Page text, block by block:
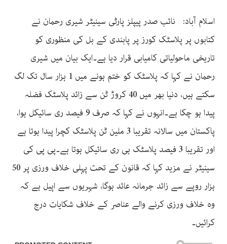
اسلام آباد: نائب صدر پیپلز پارٹی سینیٹر شیری رحمان نے
کتابوں پر پلاسٹک کورز پر پابندی کے بل کی منظوری کو
تاریخی ماحولیاتی کامیابی قرار دیا ہے۔ایک بیان میں شیری
رحمان نے کہا کہ پلاسٹک کو ختم ہونے میں 1 ہزار سال تک لگ
سکتے ہیں، دنیا بھر میں 40 کروڑ ٹن سے زائد پلاسٹک فضلہ
پیدا ہو چکا ہے۔انہوں نے کہا کہ صرف 9 فیصد ری سائیکل ہوا،
پاکستان میں سالانہ تقریبا 3 ملین ٹن پلاسٹک کچرا پیدا ہوتا ہے
اور تقریبا 3 فیصد پلاسٹک ہی ری سائیکل ہوتا ہے۔پی پی کی
سینیٹر نے مزید کہا کہ قانون کے تحت پہلی خلاف ورزی پر 50
ہزار روپے سے زائد جرمانہ عائد ہوگا، شہریوں سے اپیل ہے کہ
وہ خلاف ورزی کرنے والے عناصر کے خلاف شکایات درج
کرائیں۔